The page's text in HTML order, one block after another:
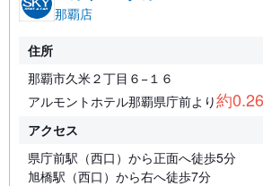
那覇店
住所
那覇市久米２丁目６−１６
アルモントホテル那覇県庁前より約
アクセス
県庁前駅（西口）から正面へ徒歩5分
旭橋駅（西口）から右へ徒歩7分